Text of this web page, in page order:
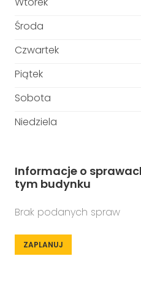
Środa
Czwartek
Piątek
Sobota
Niedziela
Informacje o
tym budynku
Brak podanych spraw
ZAPLANUJ